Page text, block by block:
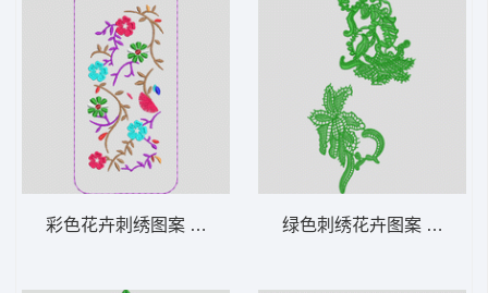
彩色花卉刺绣图案 手机壳 绿色刺绣花卉图案 水溶